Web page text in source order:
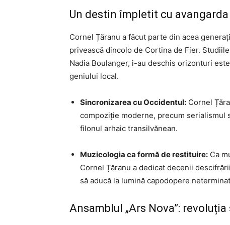
Un destin împletit cu
Cornel Țăranu a făcut parte din acea
privească dincolo de Cortina de Fier.
Nadia Boulanger, i-au deschis orizonturi
geniului local.
Sincronizarea cu Occidentul: Cornel
compoziție moderne, precum serialismul
filonul arhaic transilvănean.
Muzicologia ca formă de restituire: Ca
Cornel Țăranu a dedicat decenii
să aducă la lumină capodopere
Ansamblul „Ars Nova”: